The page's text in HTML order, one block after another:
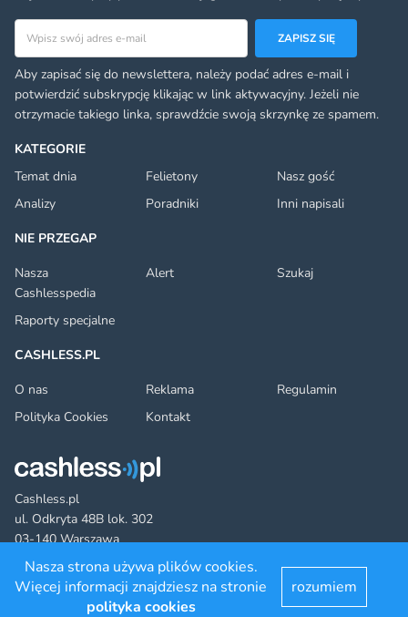
Cashless.pl
ul. Odkryta 48B lok. 302
03-140 Warszawa
FacebookTwitterYouTubeLinkedInRSS
©2022 cashless.pl. All rights reserved.
KATEGORIE
Temat dnia
Felietony
Nasz gość
Analizy
Poradniki
Inni napisali
NIE PRZEGAP
Nasza
Cashlesspedia
Alert Szukaj
Raporty specjalne
CASHLESS.PL
O nas
Reklama
Regulamin
Polityka Cookies
Kontakt
Adres email
ZAPISZ SIĘ
Aby zapisać się do newslettera, należy podać adres e-mail i
potwierdzić subskrypcję klikając w link aktywacyjny. Jeżeli nie
otrzymacie takiego linka, sprawdźcie swoją skrzynkę ze spamem.
Nasza strona używa plików cookies.
Więcej informacji znajdziesz na stronie
polityka cookies
rozumiem